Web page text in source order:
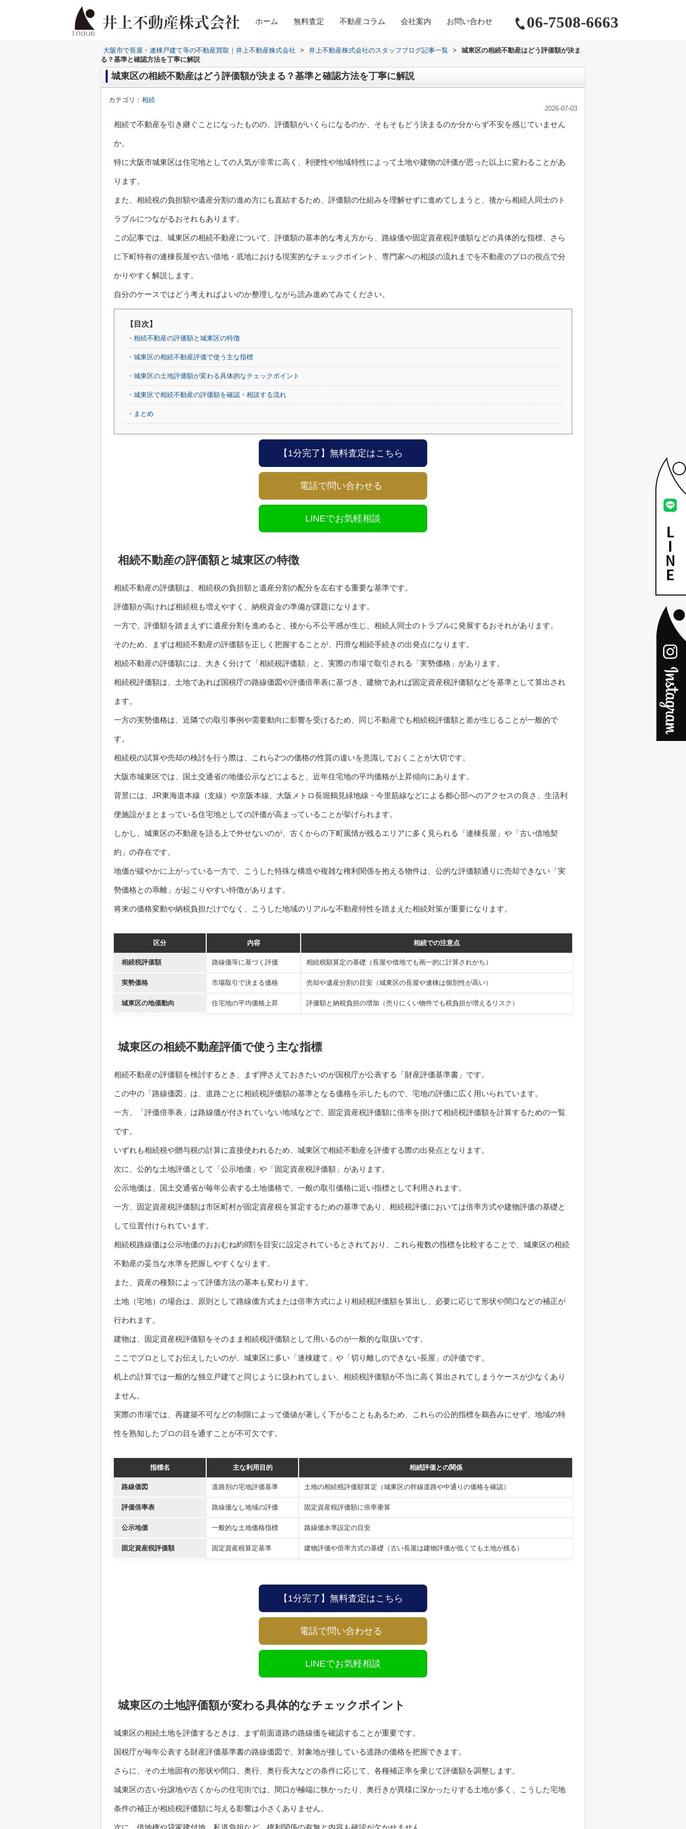
ホーム 無料査定 不動産コラム 会社案内 お問い合わせ 06-7508-6663
大阪市で長屋・連棟戸建て等の不動産買取｜井上不動産株式会社 > 井上不動産株式会社のスタッフブログ記事一覧 >
城東区の相続不動産はどう評価額が決ま
る？基準と確認方法を丁寧に解説
城東区の相続不動産はどう評価額が決まる？基準と確認方法を丁寧に解説
カテゴリ： 相続
2026-07-03
相続で不動産を引き継ぐことになったものの、評価額がいくらになるのか、そもそもどう決まるのか分からず不安を感じていません
か。
特に大阪市城東区は住宅地としての人気が非常に高く、利便性や地域特性によって土地や建物の評価が思った以上に変わることがあ
ります。
また、相続税の負担額や遺産分割の進め方にも直結するため、評価額の仕組みを理解せずに進めてしまうと、後から相続人同士のト
ラブルにつながるおそれもあります。
この記事では、城東区の相続不動産について、評価額の基本的な考え方から、路線価や固定資産税評価額などの具体的な指標、さら
に下町特有の連棟長屋や古い借地・底地における現実的なチェックポイント、専門家への相談の流れまでを不動産のプロの視点で分
かりやすく解説します。
自分のケースではどう考えればよいのか整理しながら読み進めてみてください。
【目次】
・相続不動産の評価額と城東区の特徴
・城東区の相続不動産評価で使う主な指標
・城東区の土地評価額が変わる具体的なチェックポイント
・城東区で相続不動産の評価額を確認・相談する流れ
・まとめ
【1分完了】無料査定はこちら
電話で問い合わせる
LINEでお気軽相談
相続不動産の評価額と城東区の特徴
相続不動産の評価額は、相続税の負担額と遺産分割の配分を左右する重要な基準です。
評価額が高ければ相続税も増えやすく、納税資金の準備が課題になります。
一方で、評価額を踏まえずに遺産分割を進めると、後から不公平感が生じ、相続人同士のトラブルに発展するおそれがあります。
そのため、まずは相続不動産の評価額を正しく把握することが、円滑な相続手続きの出発点になります。
相続不動産の評価額には、大きく分けて「相続税評価額」と、実際の市場で取引される「実勢価格」があります。
相続税評価額は、土地であれば国税庁の路線価図や評価倍率表に基づき、建物であれば固定資産税評価額などを基準として算出され
ます。
一方の実勢価格は、近隣での取引事例や需要動向に影響を受けるため、同じ不動産でも相続税評価額と差が生じることが一般的で
す。
相続税の試算や売却の検討を行う際は、これら2つの価格の性質の違いを意識しておくことが大切です。
大阪市城東区では、国土交通省の地価公示などによると、近年住宅地の平均価格が上昇傾向にあります。
背景には、JR東海道本線（支線）や京阪本線、大阪メトロ長堀鶴見緑地線・今里筋線などによる都心部へのアクセスの良さ、生活利
便施設がまとまっている住宅地としての評価が高まっていることが挙げられます。
しかし、城東区の不動産を語る上で外せないのが、古くからの下町風情が残るエリアに多く見られる「連棟長屋」や「古い借地契
約」の存在です。
地価が緩やかに上がっている一方で、こうした特殊な構造や複雑な権利関係を抱える物件は、公的な評価額通りに売却できない「実
勢価格との乖離」が起こりやすい特徴があります。
将来の価格変動や納税負担だけでなく、こうした地域のリアルな不動産特性を踏まえた相続対策が重要になります。
区分 内容 相続での注意点
相続税評価額 路線価等に基づく評価 相続税額算定の基礎（長屋や借地でも画一的に計算されがち）
実勢価格 市場取引で決まる価格 売却や遺産分割の目安（城東区の長屋や連棟は個別性が高い）
城東区の地価動向 住宅地の平均価格上昇 評価額と納税負担の増加（売りにくい物件でも税負担が増えるリスク）
城東区の相続不動産評価で使う主な指標
相続不動産の評価額を検討するとき、まず押さえておきたいのが国税庁が公表する「財産評価基準書」です。
この中の「路線価図」は、道路ごとに相続税評価額の基準となる価格を示したもので、宅地の評価に広く用いられています。
一方、「評価倍率表」は路線価が付されていない地域などで、固定資産税評価額に倍率を掛けて相続税評価額を計算するための一覧
です。
いずれも相続税や贈与税の計算に直接使われるため、城東区で相続不動産を評価する際の出発点となります。
次に、公的な土地評価として「公示地価」や「固定資産税評価額」があります。
公示地価は、国土交通省が毎年公表する土地価格で、一般の取引価格に近い指標として利用されます。
一方、固定資産税評価額は市区町村が固定資産税を算定するための基準であり、相続税評価においては倍率方式や建物評価の基礎と
して位置付けられています。
相続税路線価は公示地価のおおむね約8割を目安に設定されているとされており、これら複数の指標を比較することで、城東区の相続
不動産の妥当な水準を把握しやすくなります。
また、資産の種類によって評価方法の基本も変わります。
土地（宅地）の場合は、原則として路線価方式または倍率方式により相続税評価額を算出し、必要に応じて形状や間口などの補正が
行われます。
建物は、固定資産税評価額をそのまま相続税評価額として用いるのが一般的な取扱いです。
ここでプロとしてお伝えしたいのが、城東区に多い「連棟建て」や「切り離しのできない長屋」の評価です。
机上の計算では一般的な独立戸建てと同じように扱われてしまい、相続税評価額が不当に高く算出されてしまうケースが少なくあり
ません。
実際の市場では、再建築不可などの制限によって価値が著しく下がることもあるため、これらの公的指標を鵜呑みにせず、地域の特
性を熟知したプロの目を通すことが不可欠です。
指標名 主な利用目的 相続評価との関係
路線価図 道路別の宅地評価基準 土地の相続税評価額算定（城東区の幹線道路や中通りの価格を確認）
評価倍率表 路線価なし地域の評価 固定資産税評価額に倍率乗算
公示地価 一般的な土地価格指標 路線価水準設定の目安
固定資産税評価額 固定資産税算定基準 建物評価や倍率方式の基礎（古い長屋は建物評価が低くても土地が残る）
【1分完了】無料査定はこちら
電話で問い合わせる
LINEでお気軽相談
城東区の土地評価額が変わる具体的なチェックポイント
城東区の相続土地を評価するときは、まず前面道路の路線価を確認することが重要です。
国税庁が毎年公表する財産評価基準書の路線価図で、対象地が接している道路の価格を把握できます。
さらに、その土地固有の形状や間口、奥行、奥行長大などの条件に応じて、各種補正率を乗じて評価額を調整します。
城東区の古い分譲地や古くからの住宅街では、間口が極端に狭かったり、奥行きが異様に深かったりする土地が多く、こうした宅地
条件の補正が相続税評価額に与える影響は小さくありません。
次に、借地権や貸家建付地、私道負担など、権利関係の有無と内容も確認が欠かせません。